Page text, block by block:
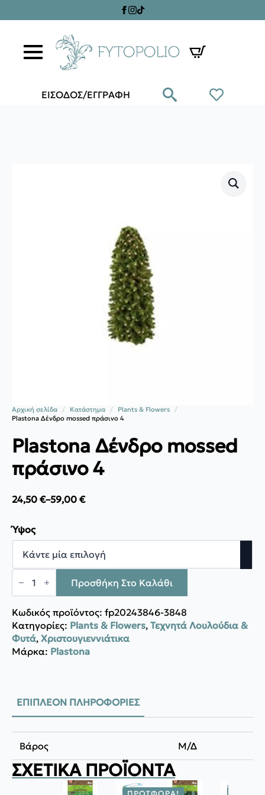
ΕΙΣΟΔΟΣ/ΕΓΓΡΑΦΗ
Αρχική σελίδα Κατάστημα
Plants & Flowers
Plastona Δένδρο mossed πράσινο 4
Plastona Δένδρο mossed
πράσινο 4
24,50 €–59,00 €
Price
24,50 €
through
59,00 €
Ύψος
Plastona
Δένδρο
mossed
4
ποσότητα
Προσθήκη Στο Καλάθι
Κωδικός προϊόντος: fp20243846-3848
Κατηγορίες: Plants & Flowers, Τεχνητά Λουλούδια &
Φυτά, Χριστουγιεννιάτικα
Μάρκα: Plastona
ΕΠΙΠΛΈΟΝ ΠΛΗΡΟΦΟΡΊΕΣ
Βάρος Μ/Δ
ΣΧΕΤΙΚΆ ΠΡΟΪΌΝΤΑ